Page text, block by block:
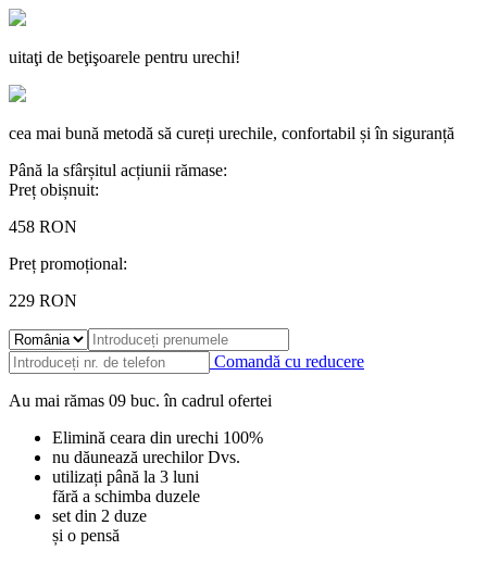
uitaţi de beţişoarele pentru urechi!
cea mai bună metodă să cureți urechile, confortabil și în siguranță
Până la sfârșitul acțiunii rămase:
Preț obișnuit:
458 RON
Preț promoțional:
229 RON
Comandă cu reducere
Au mai rămas 09 buc.în cadrul ofertei
Elimină ceara din urechi 100%
nu dăunează urechilor Dvs.
utilizați până la 3 luni
fără a schimba duzele
set din 2 duze
și o pensă